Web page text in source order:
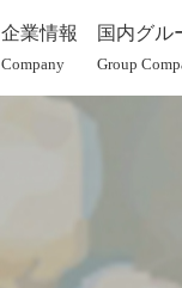
企業情報
Company
国内グル
Group